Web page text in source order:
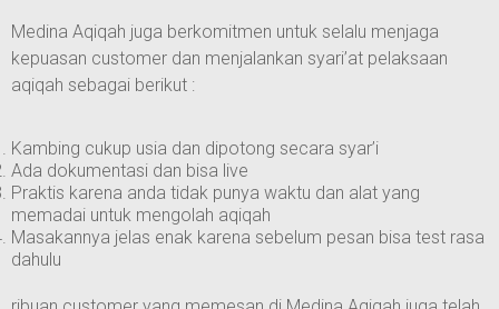
Medina Aqiqah juga berkomitmen untuk selalu menjaga
kepuasan customer dan menjalankan syari’at pelaksaan
aqiqah sebagai berikut :
Kambing cukup usia dan dipotong secara syar’i
Ada dokumentasi dan bisa live
Praktis karena anda tidak punya waktu dan alat yang
memadai untuk mengolah aqiqah
Masakannya jelas enak karena sebelum pesan bisa test rasa
dahulu